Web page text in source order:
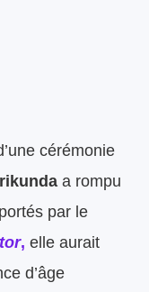
cérémonie
a rompu
par le
, elle aurait
d’âge